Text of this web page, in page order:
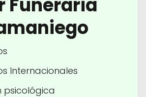
Internacionales
psicológica